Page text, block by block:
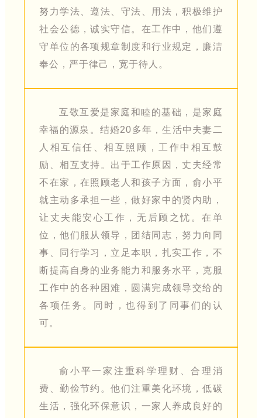
努力学法、遵法、守法、用法，积极维护
社会公德，诚实守信。在工作中，他们遵
守单位的各项规章制度和行业规定，廉洁
奉公，严于律己，宽于待人。
互敬互爱是家庭和睦的基础，是家庭
幸福的源泉。结婚20多年，生活中夫妻二
人相互信任、相互照顾，工作中相互鼓
励、相互支持。出于工作原因，丈夫经常
不在家，在照顾老人和孩子方面，俞小平
就主动多承担一些，做好家中的贤内助，
让丈夫能安心工作，无后顾之忧。在单
位，他们服从领导，团结同志，努力向同
事、同行学习，立足本职，扎实工作，不
断提高自身的业务能力和服务水平，克服
工作中的各种困难，圆满完成领导交给的
各项任务。同时，也得到了同事们的认
可。
俞小平一家注重科学理财、合理消
费、勤俭节约。他们注重美化环境，低碳
生活，强化环保意识，一家人养成良好的